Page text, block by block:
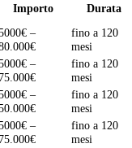
Importo Durata
–
fino a 120
mesi
–
75.000€
fino a 120
mesi
–
fino a 120
mesi
–
75.000€
fino a 120
mesi